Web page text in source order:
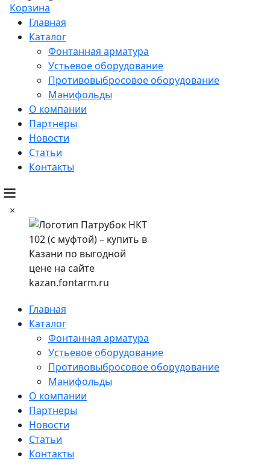
Корзина
Главная
Каталог
Фонтанная арматура
Устьевое оборудование
Противовыбросовое оборудование
Манифольды
О компании
Партнеры
Новости
Статьи
Контакты
×
Главная
Каталог
Фонтанная арматура
Устьевое оборудование
Противовыбросовое оборудование
Манифольды
О компании
Партнеры
Новости
Статьи
Контакты